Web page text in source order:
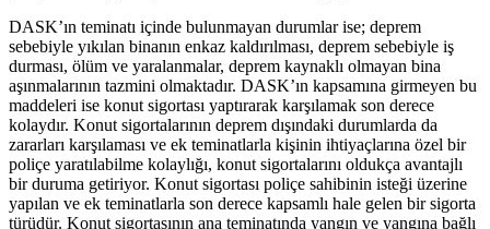
DASK’ın teminatı içinde bulunmayan durumlar ise; deprem
sebebiyle yıkılan binanın enkaz kaldırılması, deprem sebebiyle iş
durması, ölüm ve yaralanmalar, deprem kaynaklı olmayan bina
aşınmalarının tazmini olmaktadır. DASK’ın kapsamına girmeyen bu
maddeleri ise konut sigortası yaptırarak karşılamak son derece
kolaydır. Konut sigortalarının deprem dışındaki durumlarda da
zararları karşılaması ve ek teminatlarla kişinin ihtiyaçlarına özel bir
poliçe yaratılabilme kolaylığı, konut sigortalarını oldukça avantajlı
bir duruma getiriyor. Konut sigortası poliçe sahibinin isteği üzerine
yapılan ve ek teminatlarla son derece kapsamlı hale gelen bir sigorta
türüdür. Konut sigortasının ana teminatında yangın ve yangına bağlı